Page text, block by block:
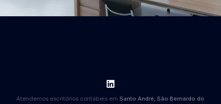
Atendemos escritórios contábeis em Santo André, São Bernardo do